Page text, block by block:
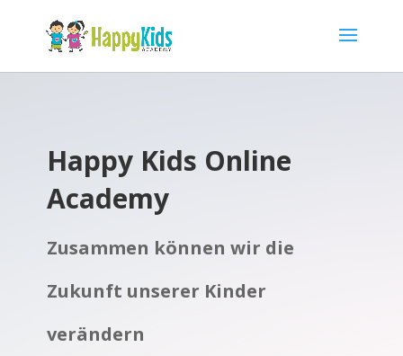
Happy Kids Online
Academy
Zusammen können wir die
Zukunft unserer Kinder
verändern